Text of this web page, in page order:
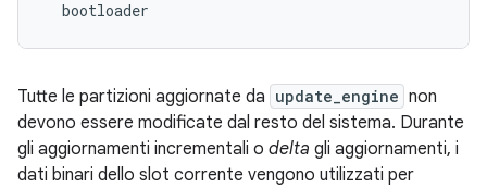
Tutte le partizioni aggiornate da update_engine non
devono essere modificate dal resto del sistema. Durante
gli aggiornamenti incrementali o delta gli aggiornamenti, i
dati binari dello slot corrente vengono utilizzati per